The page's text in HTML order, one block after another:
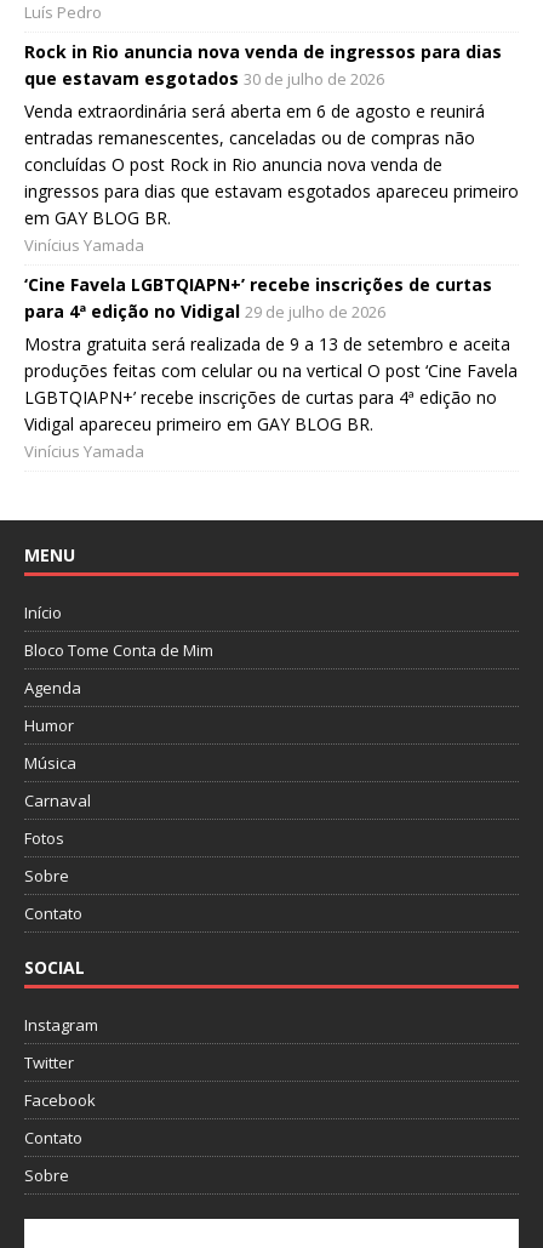
Luís Pedro
Rock in Rio anuncia nova venda de ingressos para dias
que estavam esgotados 30 de julho de 2026
Venda extraordinária será aberta em 6 de agosto e reunirá
entradas remanescentes, canceladas ou de compras não
concluídas O post Rock in Rio anuncia nova venda de
ingressos para dias que estavam esgotados apareceu primeiro
em GAY BLOG BR.
Vinícius Yamada
‘Cine Favela LGBTQIAPN+’ recebe inscrições de curtas
para 4ª edição no Vidigal 29 de julho de 2026
Mostra gratuita será realizada de 9 a 13 de setembro e aceita
produções feitas com celular ou na vertical O post ‘Cine Favela
LGBTQIAPN+’ recebe inscrições de curtas para 4ª edição no
Vidigal apareceu primeiro em GAY BLOG BR.
Vinícius Yamada
MENU
Início
Bloco Tome Conta de Mim
Agenda
Humor
Música
Carnaval
Fotos
Sobre
Contato
SOCIAL
Instagram
Twitter
Facebook
Contato
Sobre